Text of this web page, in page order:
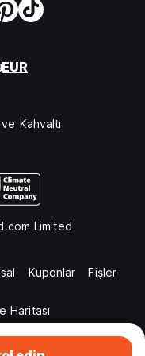
EUR
Kahvaltı
Limited
Kuponlar Fişler
Haritası